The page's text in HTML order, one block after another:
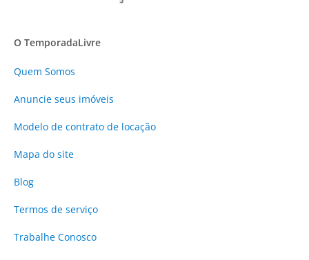
O TemporadaLivre
Quem Somos
Anuncie seus imóveis
Modelo de contrato de locação
Mapa do site
Blog
Termos de serviço
Trabalhe Conosco